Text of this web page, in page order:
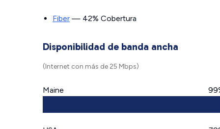
Fiber — 42% Cobertura
Disponibilidad de banda ancha
(Internet con más de 25 Mbps)
Maine